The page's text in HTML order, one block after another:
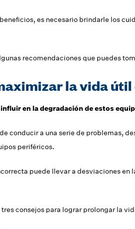
es necesario brindarle los
recomendaciones que puedes
la vida
en la degradación de estos
conducir a una serie de problemas,
periféricos.
puede llevar a desviaciones
consejos para lograr prolongar la